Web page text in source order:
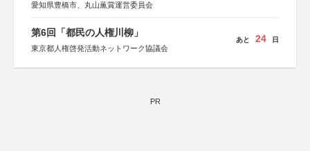
愛知県豊橋市、丸山薫賞運営委員会
第6回「都民の人権川柳」
東京都人権啓発活動ネットワーク協議会
あと 24 日
PR